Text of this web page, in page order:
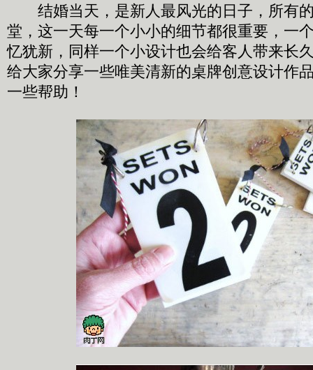
结婚当天，是新人最风光的日子，所有
堂，这一天每一个小小的细节都很重要，一
忆犹新，同样一个小设计也会给客人带来长
给大家分享一些唯美清新的桌牌创意设计作
一些帮助！